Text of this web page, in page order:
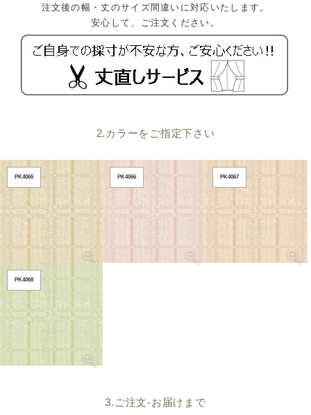
注文後の幅・丈のサイズ間違いに対応いたします。
安心して、ご注文ください。
2.カラーをご指定下さい
PK4065 PK4066 PK4067
PK4068
3.ご注文-お届けまで